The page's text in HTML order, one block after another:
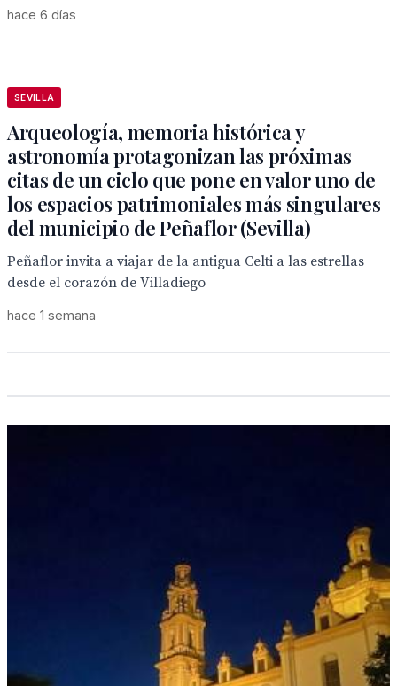
hace 6 días
SEVILLA
Arqueología, memoria histórica y
astronomía protagonizan las próximas
citas de un ciclo que pone en valor uno de
los espacios patrimoniales más singulares
del municipio de Peñaflor (Sevilla)
Peñaflor invita a viajar de la antigua Celti a las estrellas
desde el corazón de Villadiego
hace 1 semana